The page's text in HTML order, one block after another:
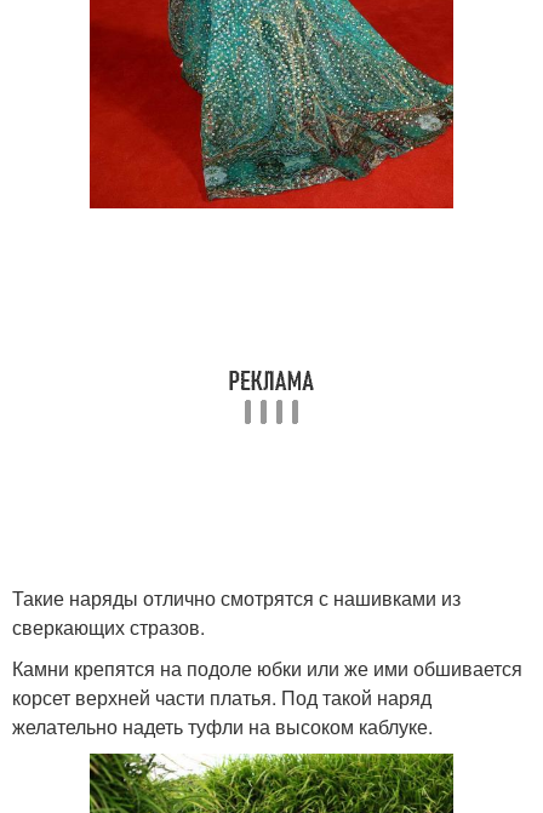
Такие наряды отлично смотрятся с нашивками из
сверкающих стразов.
Камни крепятся на подоле юбки или же ими обшивается
корсет верхней части платья. Под такой наряд
желательно надеть туфли на высоком каблуке.